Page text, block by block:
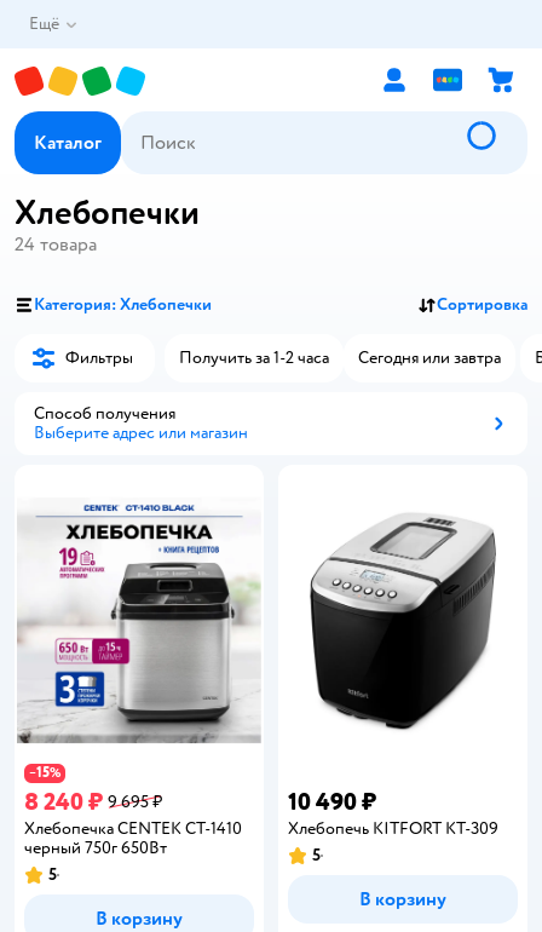
Ещё
Каталог
Хлебопечки
24 товара
Категория: Хлебопечки Сортировка
Фильтры Получить за 1-2 часа Сегодня или завтра
Способ получения
Выберите адрес или магазин
−15%
8 240 ₽ 9 695 ₽
Хлебопечка CENTEK CT-1410
черный 750г 650Вт
Рейтинг:
5
В корзину
10 490 ₽
Хлебопечь KITFORT КТ-309
Рейтинг:
5
В корзину